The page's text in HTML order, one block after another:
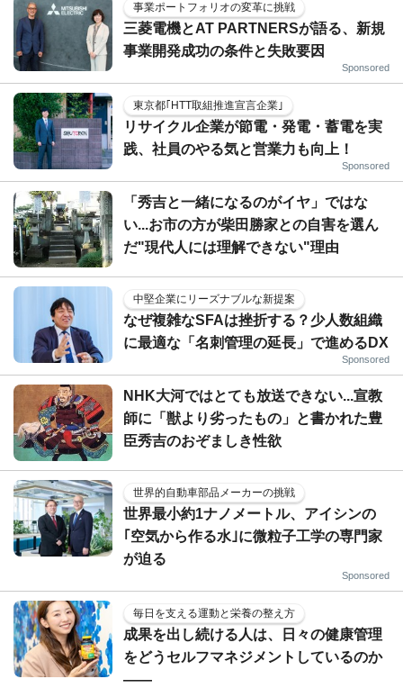
事業ポートフォリオの変革に挑戦
三菱電機とAT PARTNERSが語る、新規
事業開発成功の条件と失敗要因
Sponsored
東京都｢HTT取組推進宣言企業｣
リサイクル企業が節電・発電・蓄電を実
践、社員のやる気と営業力も向上！
Sponsored
「秀吉と一緒になるのがイヤ」ではな
い...お市の方が柴田勝家との自害を選ん
だ"現代人には理解できない"理由
中堅企業にリーズナブルな新提案
なぜ複雑なSFAは挫折する？少人数組織
に最適な「名刺管理の延長」で進めるDX
Sponsored
NHK大河ではとても放送できない...宣教
師に「獣より劣ったもの」と書かれた豊
臣秀吉のおぞましき性欲
世界的自動車部品メーカーの挑戦
世界最小約1ナノメートル、アイシンの
｢空気から作る水｣に微粒子工学の専門家
が迫る
Sponsored
毎日を支える運動と栄養の整え方
成果を出し続ける人は、日々の健康管理
をどうセルフマネジメントしているのか
——